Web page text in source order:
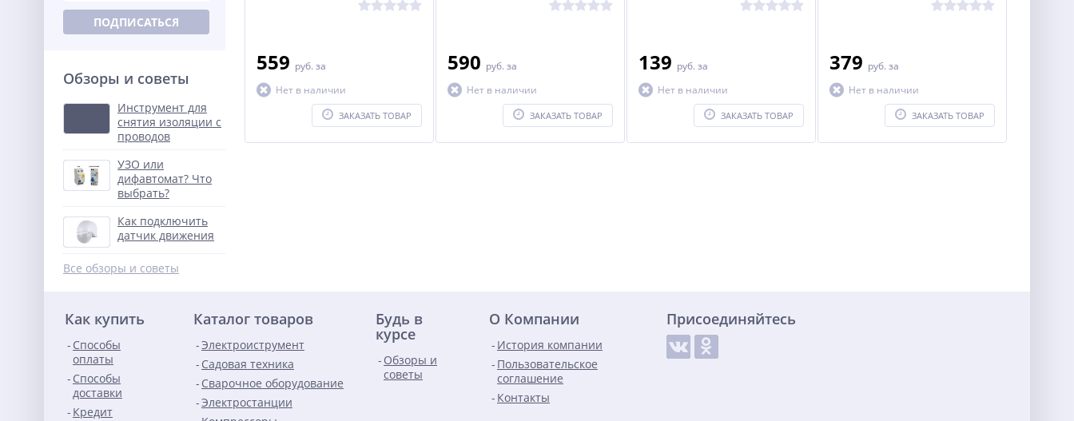
ПОДПИСАТЬСЯ
Обзоры и советы
Инструмент для
снятия изоляции с
проводов
УЗО или
дифавтомат? Что
выбрать?
Как подключить
датчик движения
Все обзоры и советы
559 руб. за
Нет в наличии
ЗАКАЗАТЬ ТОВАР
590 руб. за
Нет в наличии
ЗАКАЗАТЬ ТОВАР
139 руб. за
Нет в наличии
ЗАКАЗАТЬ ТОВАР
379 руб. за
Нет в наличии
ЗАКАЗАТЬ ТОВАР
Как купить
Способы
оплаты
Способы
доставки
Кредит
Каталог товаров
Электроиструмент
Садовая техника
Сварочное оборудование
Электростанции
Будь в
курсе
Обзоры и
советы
О Компании
История компании
Пользовательское
соглашение
Контакты
Присоединяйтесь